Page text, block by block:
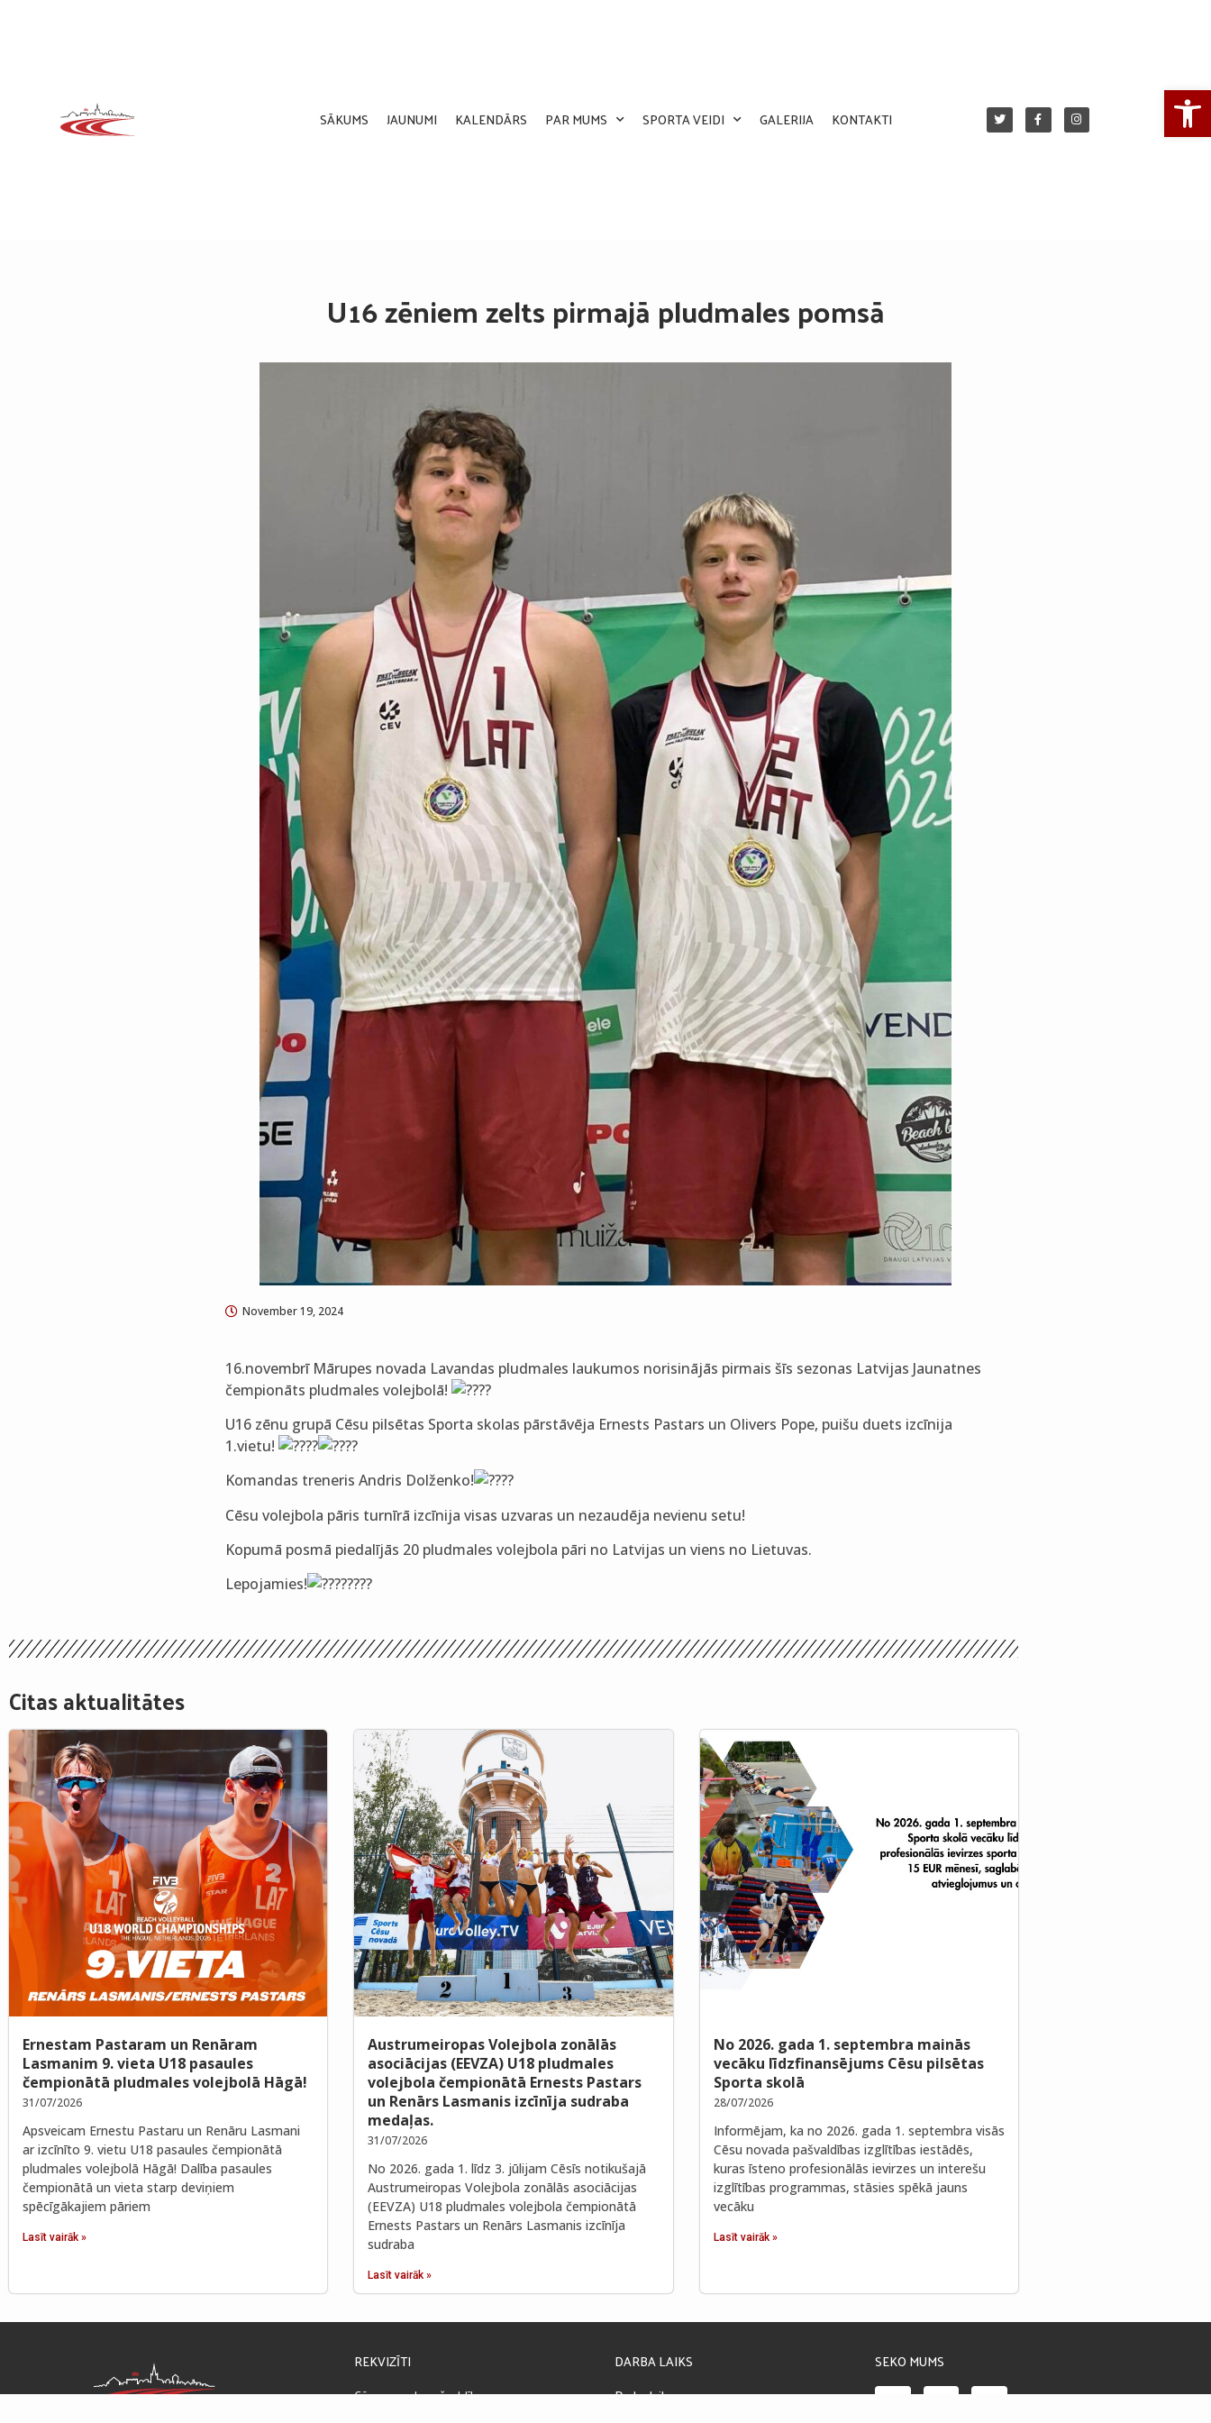
SĀKUMS JAUNUMI KALENDĀRS PAR MUMS SPORTA VEIDI GALERIJA KONTAKTI
U16 zēniem zelts pirmajā pludmales pomsā
November 19, 2024
16.novembrī Mārupes novada Lavandas pludmales laukumos norisinājās pirmais šīs sezonas Latvijas Jaunatnes
čempionāts pludmales volejbolā!
U16 zēnu grupā Cēsu pilsētas Sporta skolas pārstāvēja Ernests Pastars un Olivers Pope, puišu duets izcīnija
1.vietu!
Komandas treneris Andris Dolženko!
Cēsu volejbola pāris turnīrā izcīnija visas uzvaras un nezaudēja nevienu setu!
Kopumā posmā piedalījās 20 pludmales volejbola pāri no Latvijas un viens no Lietuvas.
Lepojamies!
Citas aktualitātes
Ernestam Pastaram un Renāram
Lasmanim 9. vieta U18 pasaules
čempionātā pludmales volejbolā Hāgā!
31/07/2026
Apsveicam Ernestu Pastaru un Renāru Lasmani
ar izcīnīto 9. vietu U18 pasaules čempionātā
pludmales volejbolā Hāgā! Dalība pasaules
čempionātā un vieta starp deviņiem
spēcīgākajiem pāriem
Lasīt vairāk »
Austrumeiropas Volejbola zonālās
asociācijas (EEVZA) U18 pludmales
volejbola čempionātā Ernests Pastars
un Renārs Lasmanis izcīnīja sudraba
medaļas.
31/07/2026
No 2026. gada 1. līdz 3. jūlijam Cēsīs notikušajā
Austrumeiropas Volejbola zonālās asociācijas
(EEVZA) U18 pludmales volejbola čempionātā
Ernests Pastars un Renārs Lasmanis izcīnīja
sudraba
Lasīt vairāk »
No 2026. gada 1. septembra mainās
vecāku līdzfinansējums Cēsu pilsētas
Sporta skolā
28/07/2026
Informējam, ka no 2026. gada 1. septembra visās
Cēsu novada pašvaldības izglītības iestādēs,
kuras īsteno profesionālās ievirzes un interešu
izglītības programmas, stāsies spēkā jauns
vecāku
Lasīt vairāk »
REKVIZĪTI
Cēsu novada pašvaldība
DARBA LAIKS
Darba laiks:
SEKO MUMS